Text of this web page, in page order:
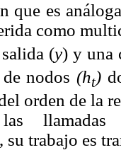
que es
como
(y) y una
de nodos(ht)
orden de la
llamadas
su trabajo es